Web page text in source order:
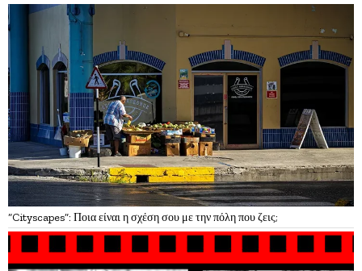
“Cityscapes”: Ποια είναι η σχέση σου με την πόλη που ζεις;